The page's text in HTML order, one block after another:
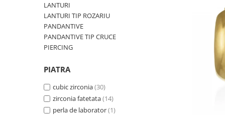
SETURI BIJUTERII
BRATARA TIP ROZARIU
LANTURI TIP ROZARIU
LANTURI
LANTURI TIP ROZARIU
PANDANTIVE
PANDANTIVE TIP CRUCE
PIERCING
PIATRA
cubic zirconia(30)
zirconia fatetata(14)
perla de laborator(1)